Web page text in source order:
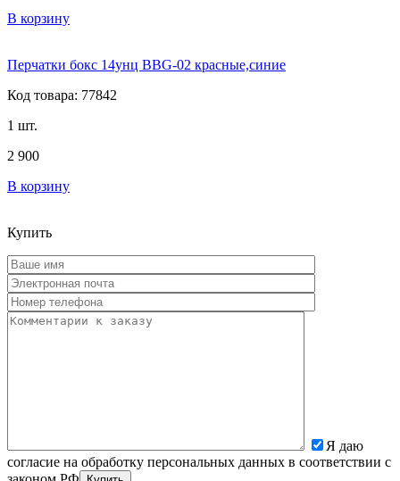
В корзину
Перчатки бокс 14унц BBG-02 красные,синие
Код товара: 77842
1 шт.
2 900
В корзину
Купить
Я даю
согласие на обработку персональных данных в соответствии с